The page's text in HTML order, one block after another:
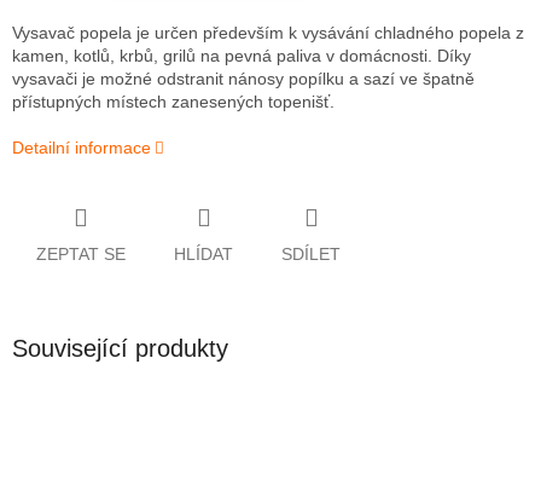
Vysavač popela je určen především k vysávání chladného popela z
kamen, kotlů, krbů, grilů na pevná paliva v domácnosti. Díky
vysavači je možné odstranit nánosy popílku a sazí ve špatně
přístupných místech zanesených topenišť.
Detailní informace
ZEPTAT SE HLÍDAT SDÍLET
Související produkty